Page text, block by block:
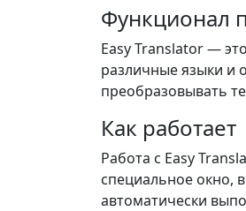
Функционал
Easy Translator —
различные языки и
преобразовывать
Как работает
Работа с Easy
специальное окно,
автоматически